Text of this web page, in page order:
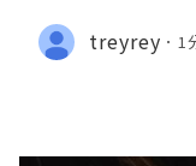
treyrey 1